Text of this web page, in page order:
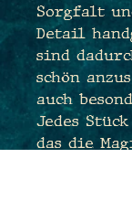
Sorgfalt
Detail
sind
schön
auch
Jedes
das die